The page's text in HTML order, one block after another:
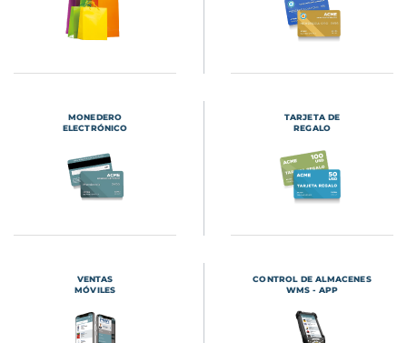
MONEDERO
ELECTRÓNICO
TARJETA DE
REGALO
VENTAS
MÓVILES
CONTROL DE ALMACENES
WMS - APP